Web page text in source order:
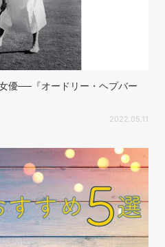
優──『オードリー・ヘプバー
2022.05.11